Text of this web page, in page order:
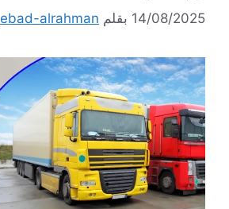
14/08/2025 بقلم ebad-alrahman